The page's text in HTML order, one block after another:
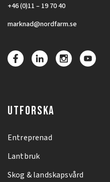
+46 (0)11 – 19 70 40
marknad@nordfarm.se
UTFORSKA
Entreprenad
Lantbruk
Skog & landskapsvård